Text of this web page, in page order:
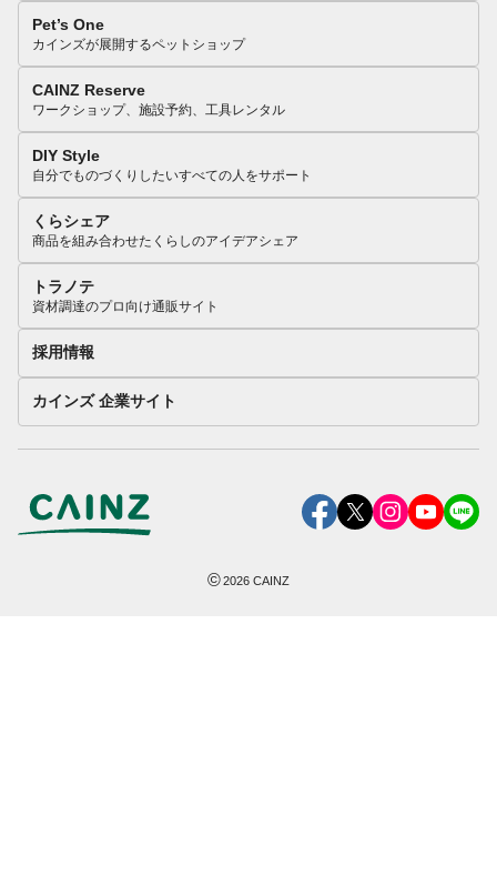
Pet’s One
カインズが展開するペットショップ
CAINZ Reserve
ワークショップ、施設予約、工具レンタル
DIY Style
自分でものづくりしたいすべての人をサポート
くらシェア
商品を組み合わせたくらしのアイデアシェア
トラノテ
資材調達のプロ向け通販サイト
採用情報
カインズ 企業サイト
©2026 CAINZ